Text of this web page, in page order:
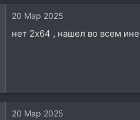
к
и
20 Мар 2025
нет 2x64 , нашел во всем
20 Мар 2025